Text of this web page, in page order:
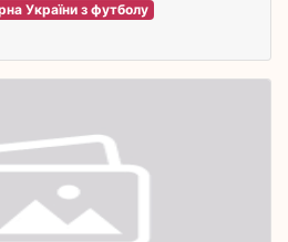
України з футболу